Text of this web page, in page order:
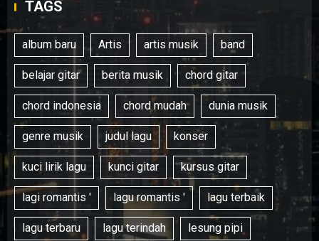
TAGS
album baru Artis artis musik band
belajar gitar berita musik chord gitar
chord indonesia chord mudah dunia musik
genre musik judul lagu konser
kuci lirik lagu kunci gitar kursus gitar
lagi romantis ' lagu romantis ' lagu terbaik
lagu terbaru lagu terindah lesung pipi